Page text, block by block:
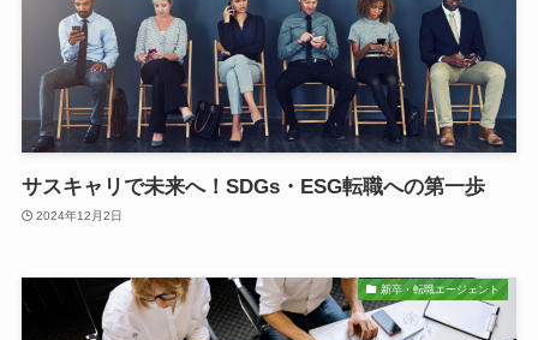
サスキャリで未来へ！SDGs・ESG転職への第一歩
2024年12月2日
新卒・転職エージェント